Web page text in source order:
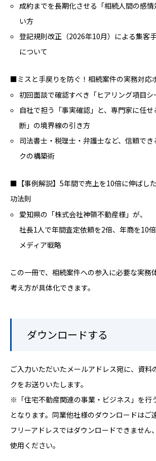
成約までを長期化させる「相続人間の感
い方
登記規則改正（2026年10月）による集客
について
■ミスと手戻りを防ぐ！相続案件の実務対応
初回面談で確認すべき「ヒアリング項目シ
自社で担う「事実確認」と、専門家に任
断」の境界線の引き方
司法書士・税理士・弁護士など、信頼で
クの構築術
■【事例解説】5年間で売上を10倍に伸ばし
功法則
愛知県の「株式会社神領不動産様」が、
社長1人で年間査定依頼を2倍、年商を10
メディア戦略
この一冊で、相続案件への参入に必要な実務
考え方が具体化できます。
ダウンロードする
ご入力いただいたメールアドレス宛に、資料
クをお送りいたします。
※「住宅不動産関連の事業・ビジネス」を行
となります。同業他社様のダウンロードはご
フリーアドレスではダウンロードできません
使用ください。